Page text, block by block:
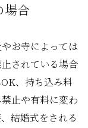
場合
お寺によっては
されている場合
、持ち込み料
止や有料に変わ
結婚式をされる